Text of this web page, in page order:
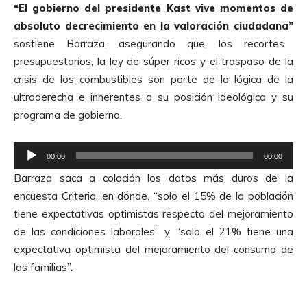
e
A
u
d
i
o
“El gobierno del presidente Kast vive momentos de
absoluto decrecimiento en la valoración ciudadana”
sostiene Barraza, asegurando que, los recortes
presupuestarios, la ley de súper ricos y el traspaso de la
crisis de los combustibles son parte de la lógica de la
ultraderecha e inherentes a su posición ideológica y su
programa de gobierno.
e
p
r
o
d
u
c
00:00 00:00
Barraza saca a colación los datos más duros de la
encuesta Criteria, en dónde, “solo el 15% de la población
tiene expectativas optimistas respecto del mejoramiento
de las condiciones laborales” y “solo el 21% tiene una
expectativa optimista del mejoramiento del consumo de
las familias”.